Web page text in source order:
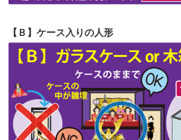
第56回人形供養祭 令和4年10月19
第55回人形供養祭令和4年9月8日(
第54回人形供養祭令和4年8月1日(
第53回人形供養祭令和4年7月1日(
【Ｂ】ケース入りの人形